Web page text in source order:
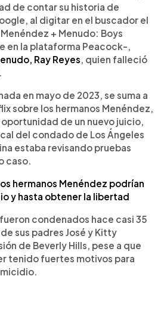
de contar su historia de
al digitar en el buscador el
+ Menudo: Boys
en la plataforma Peacock-,
Ray Reyes , quien falleció
en mayo de 2023, se suma a
sobre los hermanos Menéndez,
de un nuevo juicio,
del condado de Los Ángeles
estaba revisando pruebas
caso.
hermanos Menéndez podrían
y hasta obtener la libertad
condenados hace casi 35
sus padres José y Kitty
de Beverly Hills, pese a que
tenido fuertes motivos para